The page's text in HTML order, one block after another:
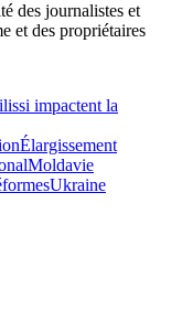
des journalistes et
et des propriétaires
impactent la
Élargissement
Moldavie
Ukraine